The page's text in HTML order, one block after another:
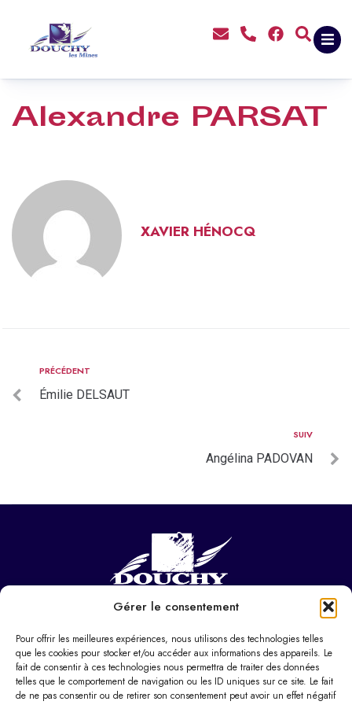
Gérer le consentement
Pour offrir les meilleures expériences, nous utilisons des technologies telles
que les cookies pour stocker et/ou accéder aux informations des appareils. Le
fait de consentir à ces technologies nous permettra de traiter des données
telles que le comportement de navigation ou les ID uniques sur ce site. Le fait
de ne pas consentir ou de retirer son consentement peut avoir un effet négatif
principal
Alexandre PARSAT
XAVIER HÉNOCQ
PRÉCÉDENT
Émilie DELSAUT
SUIV
Angélina PADOVAN
NOUS CONTACTER
Hôtel de ville
37 Pl. Paul Eluard,
59282 Douchy-les-Mines
03 27 22 22 22